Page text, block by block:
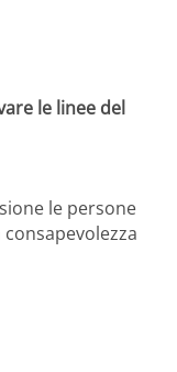
le linee del
le persone